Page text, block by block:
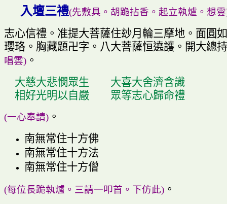
入壇三禮(先敷具 。 胡跪拈香 。 起立執爐 。 想雲
志心信禮。 准提大菩薩住玅月輪三摩地。 面圓
瓔珞。 胸藏題卍字 。 八大菩薩恒遶護。 開大總
唱雲)。
大慈大悲憫眾生
大喜大舍濟含識
相好光明以自嚴
眾等志心歸命禮
(一心奉請)。
南無常住十方佛
南無常住十方法
南無常住十方僧
(每位長跪執爐 。 三請一叩首 。 下仿此)。